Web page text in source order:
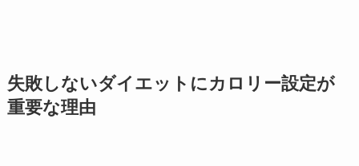
失敗しないダイエットにカロリー設定が
重要な理由